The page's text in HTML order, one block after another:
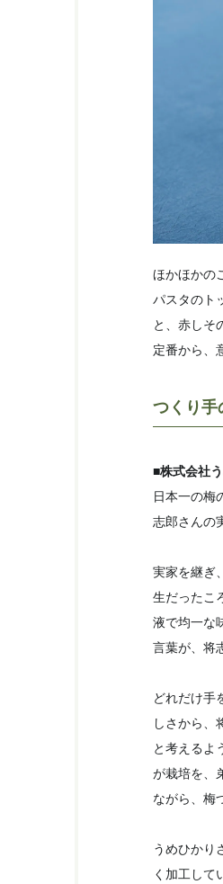
ほかほかの
パスタのト
と、赤しそ
定番から、
つくり手
■株式会社
日本一の梅
志郎さんの
実家を継ぎ
生だったこ
液で均一な
言葉が、将
どれだけ手
しさから、
と考えるよ
が栽培を、
ながら、梅
うめひかり
く加工して